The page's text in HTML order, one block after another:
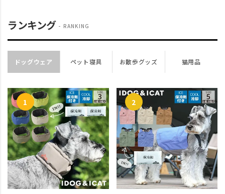
ランキング RANKING
ドッグウェア ペット寝具 お散歩グッズ 猫用品